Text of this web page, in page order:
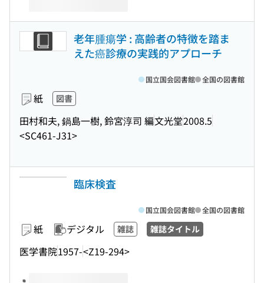
老年腫瘍学 : 高齢者の特徴を踏ま
えた癌診療の実践的アプローチ
紙 図書
田村和夫, 鍋島一樹, 鈴宮淳司 編文光堂2008.5
<SC461-J31>
国立国会図書館 全国の図書館
臨床検査
紙 デジタル 雑誌 雑誌タイトル
医学書院1957-<Z19-294>
国立国会図書館 全国の図書館
このタイトルの巻号